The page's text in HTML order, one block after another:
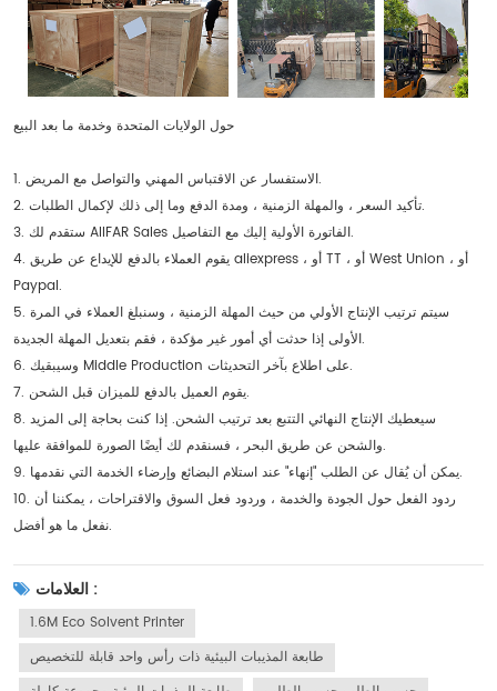
حول الولايات المتحدة وخدمة ما بعد البيع
1. الاستفسار عن الاقتباس المهني والتواصل مع المريض.
2. تأكيد السعر ، والمهلة الزمنية ، ومدة الدفع وما إلى ذلك لإكمال الطلبات.
3. ستقدم لك AIIFAR Sales الفاتورة الأولية إليك مع التفاصيل.
4. يقوم العملاء بالدفع للإيداع عن طريق aliexpress ، أو TT ، أو West Union ، أو
Paypal.
5. سيتم ترتيب الإنتاج الأولي من حيث المهلة الزمنية ، وسنبلغ العملاء في المرة
الأولى إذا حدثت أي أمور غير مؤكدة ، فقم بتعديل المهلة الجديدة.
6. وسيبقيك Middle Production على اطلاع بآخر التحديثات.
7. يقوم العميل بالدفع للميزان قبل الشحن.
8. سيعطيك الإنتاج النهائي التتبع بعد ترتيب الشحن. إذا كنت بحاجة إلى المزيد
والشحن عن طريق البحر ، فسنقدم لك أيضًا الصورة للموافقة عليها.
9. يمكن أن يُقال عن الطلب "إنهاء" عند استلام البضائع وإرضاء الخدمة التي نقدمها.
10. ردود الفعل حول الجودة والخدمة ، وردود فعل السوق والاقتراحات ، يمكننا أن
نفعل ما هو أفضل.
العلامات :
1.6M Eco Solvent Printer
طابعة المذيبات البيئية ذات رأس واحد قابلة للتخصيص